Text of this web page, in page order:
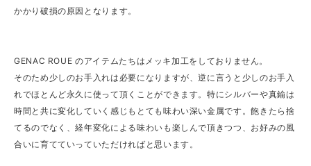
かかり破損の原因となります。
GENAC ROUE のアイテムたちはメッキ加工をしておりません。
そのため少しのお手入れは必要になりますが、逆に言うと少しのお手入
れでほとんど永久に使って頂くことができます。特にシルバーや真鍮は
時間と共に変化していく感じもとても味わい深い金属です。飽きたら捨
てるのでなく、経年変化による味わいも楽しんで頂きつつ、お好みの風
合いに育てていっていただければと思います。